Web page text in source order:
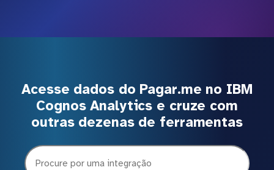
Acesse dados do Pagar.me no IBM
Cognos Analytics e cruze com
outras dezenas de ferramentas